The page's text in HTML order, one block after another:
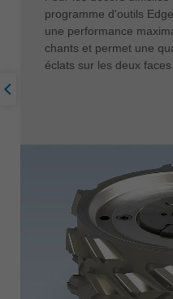
programme d'outils
une performance
chants et permet une
éclats sur les deux faces.